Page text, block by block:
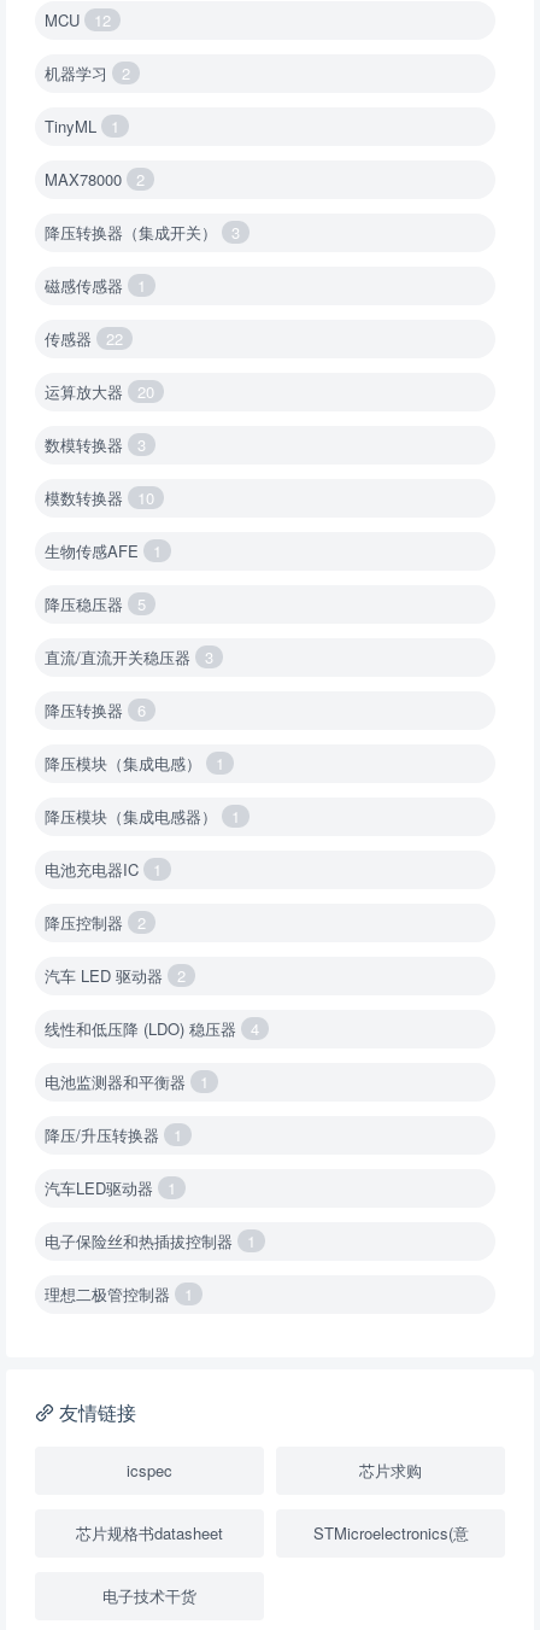
MCU 12
机器学习 2
TinyML 1
MAX78000 2
降压转换器（集成开关） 3
磁感传感器 1
传感器 22
运算放大器 20
数模转换器 3
模数转换器 10
生物传感AFE 1
降压稳压器 5
直流/直流开关稳压器 3
降压转换器 6
降压模块（集成电感） 1
降压模块（集成电感器） 1
电池充电器IC 1
降压控制器 2
汽车 LED 驱动器 2
线性和低压降 (LDO) 稳压器 4
电池监测器和平衡器 1
降压/升压转换器 1
汽车LED驱动器 1
电子保险丝和热插拔控制器 1
理想二极管控制器 1
降压转换器（继承开关）
USB隔离器 1
友情链接
icspec 芯片求购
芯片规格书datasheet STMicroelectronics(意
电子技术干货